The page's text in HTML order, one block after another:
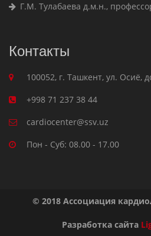
Г.М. Тулабаева д.м.н.,
Контакты
100052, г. Ташкент, ул. Осиё,
+998 71 237 38 44
cardiocenter@ssv.uz
Пон - Суб: 08.00 - 17.00
© 2018 Ассоциация
Разработка сайта